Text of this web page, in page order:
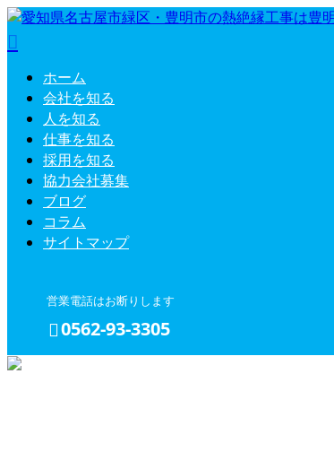
ホーム
会社を知る
人を知る
仕事を知る
採用を知る
協力会社募集
ブログ
コラム
サイトマップ
営業電話はお断りします
0562-93-3305